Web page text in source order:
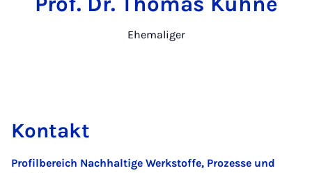
Ehemaliger
Kontakt
Profilbereich Nachhaltige Werkstoffe, Prozesse und